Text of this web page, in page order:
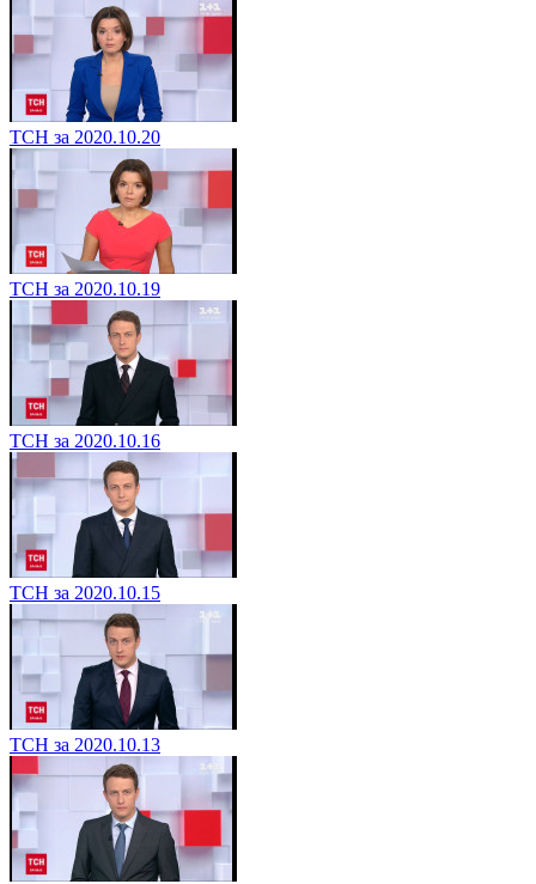
ТСН за 2020.10.20
ТСН за 2020.10.19
ТСН за 2020.10.16
ТСН за 2020.10.15
ТСН за 2020.10.13